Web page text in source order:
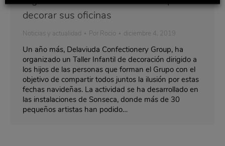
decorar sus oficinas
Noticias y actualidad Por Rocio diciembre 4, 2019
Un año más, Delaviuda Confectionery Group, ha
organizado un Taller Infantil de decoración dirigido a
los hijos de las personas que forman el Grupo con el
objetivo de compartir todos juntos la ilusión por estas
fechas navideñas. La actividad se ha desarrollado en
las instalaciones de Sonseca, donde más de 30
pequeños artistas han podido…